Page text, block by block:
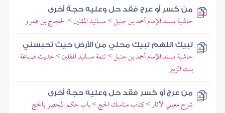
من كسر أو عرج فقد حل وعليه حجة أخرى
حاشية مسند الإمام أحمد بن حنبل > مسانيد المقلين > الحجاج بن عمرو
لبيك اللهم لبيك محلي من الأرض حيث تحبسني
حاشية مسند الإمام أحمد بن حنبل > تتمة مسانيد المقلين > حديث ضباعة
بنت الزبير
من عرج أو كسر فقد حل وعليه حجة أخرى
شرح معاني الآثار > كتاب مناسك الحج > باب حكم المحصر بالحج